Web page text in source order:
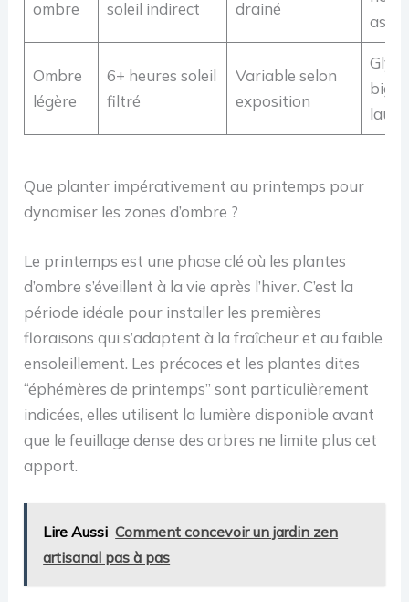
ombre
soleil indirect
drainé
Ombre
légère
6+ heures soleil
filtré
Variable selon
exposition
Que planter impérativement au printemps pour
dynamiser les zones d’ombre ?
Le printemps est une phase clé où les plantes
d’ombre s’éveillent à la vie après l’hiver. C’est la
période idéale pour installer les premières
floraisons qui s’adaptent à la fraîcheur et au faible
ensoleillement. Les précoces et les plantes dites
“éphémères de printemps” sont particulièrement
indicées, elles utilisent la lumière disponible avant
que le feuillage dense des arbres ne limite plus cet
apport.
Lire Aussi Comment concevoir un jardin zen
artisanal pas à pas